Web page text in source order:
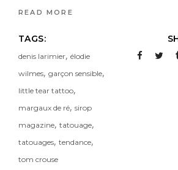
READ MORE
TAGS:
denis larimier, élodie
wilmes, garçon sensible,
little tear tattoo,
margaux de ré, sirop
magazine, tatouage,
tatouages, tendance,
tom crouse